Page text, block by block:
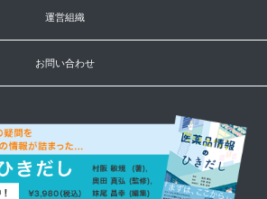
運営組織
お問い合わせ